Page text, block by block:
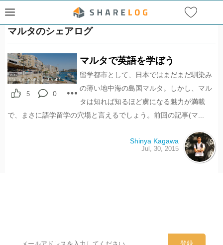
マルタのシェアログ
0
5
マルタで英語を学ぼう
留学都市として、日本ではまだまだ馴染み
の薄い地中海の島国マルタ。しかし、マル
タは知れば知るほど虜になる魅力が満載
で、まさに語学留学の穴場と言えるでしょう。前回の記事(マ...
Shinya Kagawa
Jul, 30, 2015